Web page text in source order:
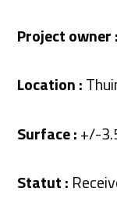
Project owner :
Location :
Surface :+/-
Statut :